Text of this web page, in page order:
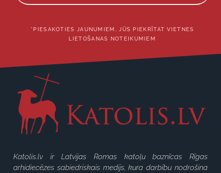
*PIESAKOTIES JAUNUMIEM, JŪS PIEKRĪTAT VIETNES
LIETOŠANAS NOTEIKUMIEM
Katolis.lv ir Latvijas Romas katoļu baznīcas Rīgas
arhidiecēzes sabiedriskais medijs, kura darbību nodrošina